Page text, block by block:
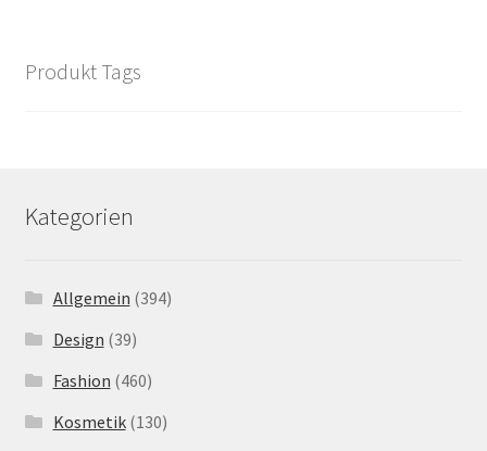
Produkt Tags
Kategorien
Allgemein (394)
Design (39)
Fashion (460)
Kosmetik(130)